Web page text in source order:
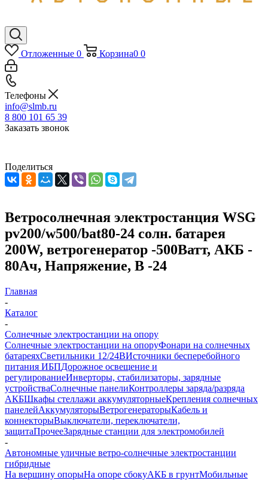
Отложенные 0 Корзина0 0
Телефоны
info@slmb.ru
8 800 101 65 39
Заказать звонок
Поделиться
Ветросолнечная электростанция WSG
pv200/w500/bat80-24 солн. батарея
200W, ветрогенератор -500Ватт, АКБ -
80Ач, Напряжение, В -24
Главная
-
Каталог
-
Солнечные электростанции на опору
Солнечные электростанции на опоруФонари на солнечных
батареяхСветильники 12/24ВИсточники бесперебойного
питания ИБПДорожное освещение и
регулированиеИнверторы, стабилизаторы, зарядные
устройстваСолнечные панелиКонтроллеры заряда/разряда
АКБШкафы стеллажи аккумуляторныеКрепления солнечных
панелейАккумуляторыВетрогенераторыКабель и
коннекторыВыключатели, переключатели,
защитаПрочееЗарядные станции для электромобилей
-
Автономные уличные ветро-солнечные электростанции
гибридные
На вершину опорыНа опоре сбокуАКБ в грунтМобильные